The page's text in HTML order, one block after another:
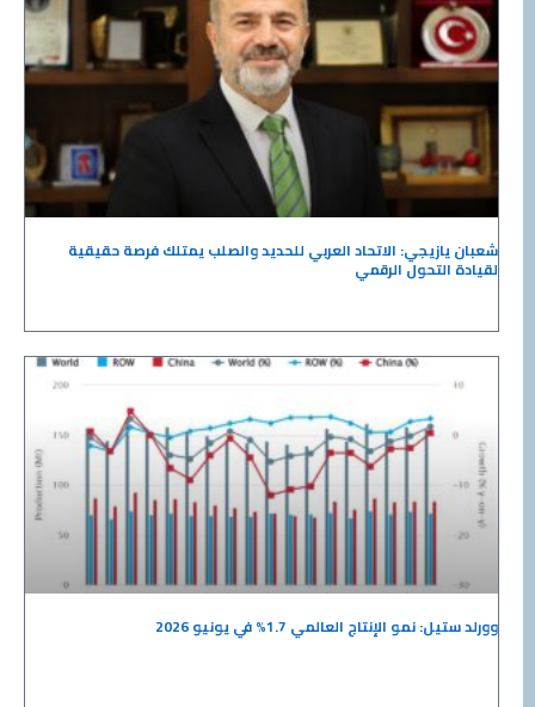
شعبان يازيجي: الاتحاد العربي للحديد والصلب يمتلك فرصة حقيقية
لقيادة التحول الرقمي
وورلد ستيل: نمو الإنتاج العالمي 1.7% في يونيو 2026